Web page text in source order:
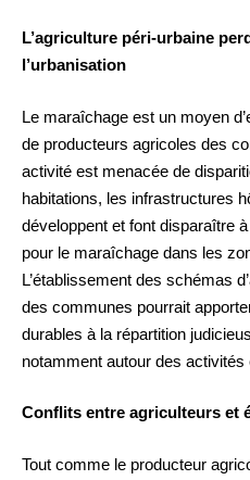
L’agriculture péri-urbaine
l’urbanisation
Le maraîchage est un moyen
de producteurs agricoles des
activité est menacée de
habitations, les infrastructures
développent et font disparaître
pour le maraîchage dans les
L’établissement des schémas
des communes pourrait
durables à la répartition
notamment autour des
Conflits entre agriculteurs et
Tout comme le producteur